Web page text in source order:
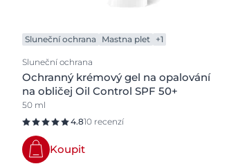
Sluneční ochrana Mastna plet +1
Sluneční ochrana
Ochranný krémový gel na opalování
na obličej Oil Control SPF 50+
50 ml
4.810 recenzí
Koupit